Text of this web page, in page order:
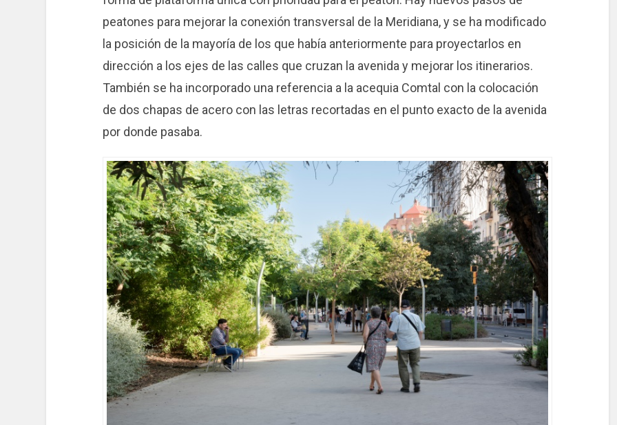
peatones para mejorar la conexión transversal de la Meridiana, y se ha modificado
la posición de la mayoría de los que había anteriormente para proyectarlos en
dirección a los ejes de las calles que cruzan la avenida y mejorar los itinerarios.
También se ha incorporado una referencia a la acequia Comtal con la colocación
de dos chapas de acero con las letras recortadas en el punto exacto de la avenida
por donde pasaba.